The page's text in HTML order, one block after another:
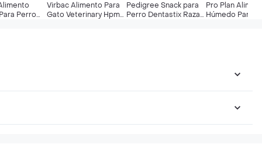
Perro
Virbac Alimento Para
Gato Veterinary Hpm
Pedigree Snack para
Perro Dentastix Razas
Pro Plan
Húmedo Para